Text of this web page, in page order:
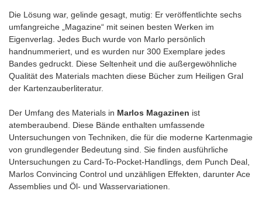
Die Lösung war, gelinde gesagt, mutig: Er veröffentlichte sechs
umfangreiche „Magazine“ mit seinen besten Werken im
Eigenverlag. Jedes Buch wurde von Marlo persönlich
handnummeriert, und es wurden nur 300 Exemplare jedes
Bandes gedruckt. Diese Seltenheit und die außergewöhnliche
Qualität des Materials machten diese Bücher zum Heiligen Gral
der Kartenzauberliteratur.
Der Umfang des Materials in Marlos Magazinen ist
atemberaubend. Diese Bände enthalten umfassende
Untersuchungen von Techniken, die für die moderne Kartenmagie
von grundlegender Bedeutung sind. Sie finden ausführliche
Untersuchungen zu Card-To-Pocket-Handlings, dem Punch Deal,
Marlos Convincing Control und unzähligen Effekten, darunter Ace
Assemblies und Öl- und Wasservariationen.